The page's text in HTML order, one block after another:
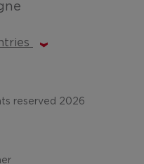
reserved 2026